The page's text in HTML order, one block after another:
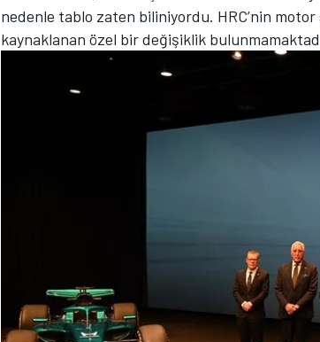
nedenle tablo zaten biliniyordu. HRC’nin
kaynaklanan özel bir değişiklik